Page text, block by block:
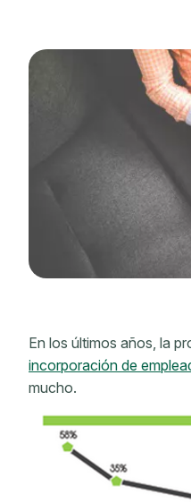
En los últimos años, la
incorporación de
mucho.